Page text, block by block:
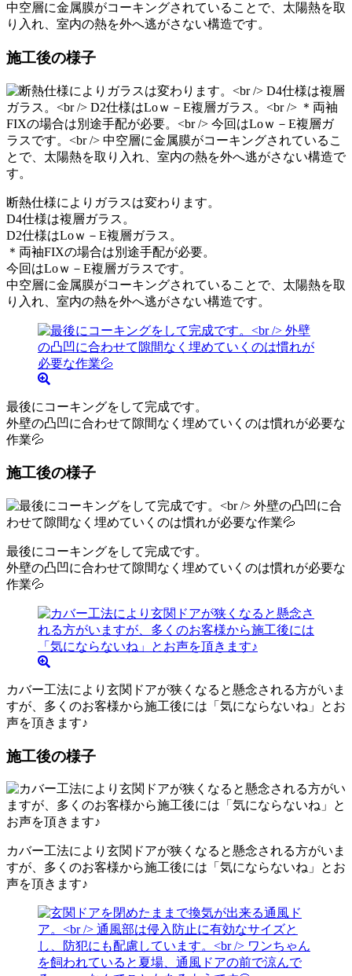
中空層に金属膜がコーキングされていることで、太陽熱を取
り入れ、室内の熱を外へ逃がさない構造です。
施工後の様子
断熱仕様によりガラスは変わります。
D4仕様は複層ガラス。
D2仕様はLoｗ－E複層ガラス。
＊両袖FIXの場合は別途手配が必要。
今回はLoｗ－E複層ガラスです。
中空層に金属膜がコーキングされていることで、太陽熱を取
り入れ、室内の熱を外へ逃がさない構造です。
最後にコーキングをして完成です。
外壁の凸凹に合わせて隙間なく埋めていくのは慣れが必要な
作業💦
施工後の様子
最後にコーキングをして完成です。
外壁の凸凹に合わせて隙間なく埋めていくのは慣れが必要な
作業💦
カバー工法により玄関ドアが狭くなると懸念される方がいま
すが、多くのお客様から施工後には「気にならないね」とお
声を頂きます♪
施工後の様子
カバー工法により玄関ドアが狭くなると懸念される方がいま
すが、多くのお客様から施工後には「気にならないね」とお
声を頂きます♪